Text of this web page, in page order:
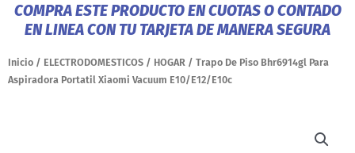
s
a
p
b
o
k
t
e
a
g
a
COMPRA ESTE PRODUCTO EN CUOTAS O CONTADO
EN LINEA CON TU TARJETA DE MANERA SEGURA
Inicio / ELECTRODOMESTICOS / HOGAR / Trapo De Piso Bhr6914gl Para
Aspiradora Portatil Xiaomi Vacuum E10/E12/E10c